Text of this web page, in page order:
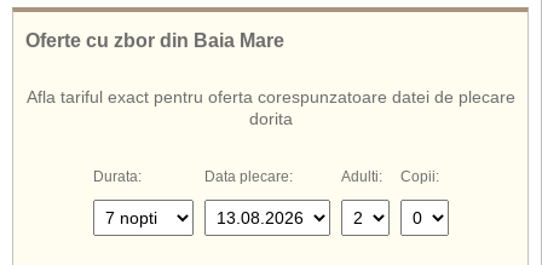
De asemenea, cunoscut si sub numele de:
Agrabella Hotel Creta
Oferte cu zbor din Baia Mare
Afla tariful exact pentru oferta corespunzatoare datei de plecare
dorita
Durata: Data plecare: Adulti: Copii: